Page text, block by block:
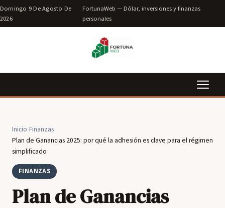
Domingo 9 De Agosto De
2026
FortunaWeb — Dólar, inversiones y finanzas
personales
Inicio Finanzas
Plan de Ganancias 2025: por qué la adhesión es clave para el régimen
simplificado
FINANZAS
Plan de Ganancias